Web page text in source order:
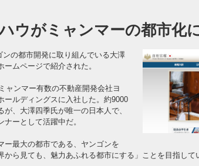
ウがミャンマーの都市化
ンの都市開発に取り組んでいる大澤
ムページで紹介された。
ャンマー有数の不動産開発会社ヨ
ールディングスに入社した。約9000
が、大澤四季氏が唯一の日本人で、
ーとして活躍中だ。
ー最大の都市である、ヤンゴンを
から見ても、魅力あふれる都市にする」ことを目指して